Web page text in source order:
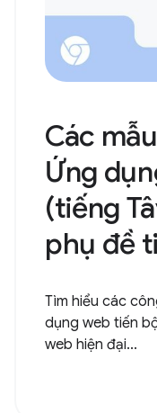
Các
Ứng
(tiếng
phụ đề
Tìm hiểu các
dụng web tiến
web hiện đại...